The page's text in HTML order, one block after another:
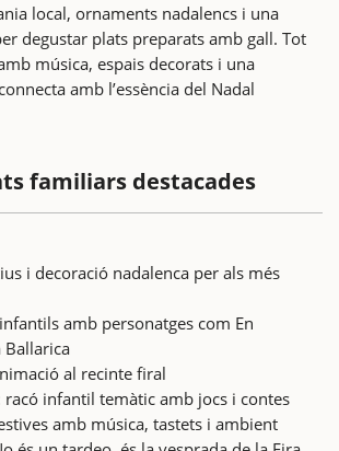
local, ornaments nadalencs i una
degustar plats preparats amb gall. Tot
música, espais decorats i una
amb l’essència del Nadal
familiars destacades
i decoració nadalenca per als més
amb personatges com En
Ballarica
al recinte firal
racó infantil temàtic amb jocs i contes
amb música, tastets i ambient